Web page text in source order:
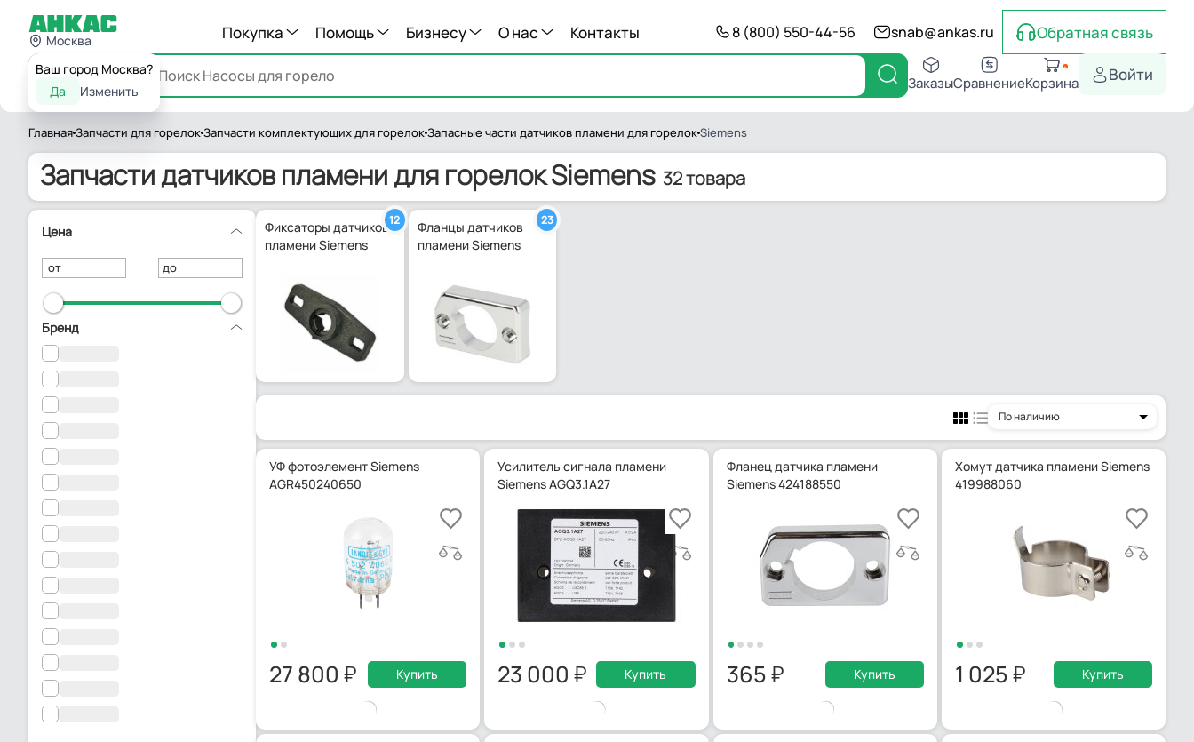
Москва
Ваш город Москва?
Да
Изменить
Покупка Помощь Бизнесу О нас Контакты 8 (800) 550-44-56 snab@ankas.ru Обратная связь
Каталог ЗаказыСравнениеКорзина Войти
ГлавнаяЗапчасти для горелокЗапчасти комплектующих для горелокЗапасные части датчиков пламени для горелокSiemens
Запчасти датчиков пламени для горелок Siemens 32 товара
Цена
от до
Бренд
Фиксаторы датчиков
пламени Siemens
12
Фланцы датчиков
пламени Siemens
23
По наличию
УФ фотоэлемент Siemens
AGR450240650
27 800 Купить
Усилитель сигнала пламени
Siemens AGQ3.1A27
23 000 Купить
Фланец датчика пламени
Siemens 424188550
365 Купить
Хомут датчика пламени Siemens
419988060
1 025 Купить